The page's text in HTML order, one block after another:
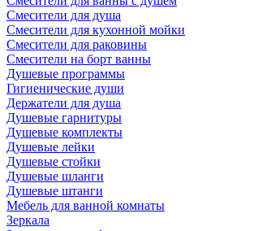
Смесители для душа
Смесители для кухонной мойки
Смесители для раковины
Смесители на борт ванны
Душевые программы
Гигиенические души
Держатели для душа
Душевые гарнитуры
Душевые комплекты
Душевые лейки
Душевые стойки
Душевые шланги
Душевые штанги
Мебель для ванной комнаты
Зеркала